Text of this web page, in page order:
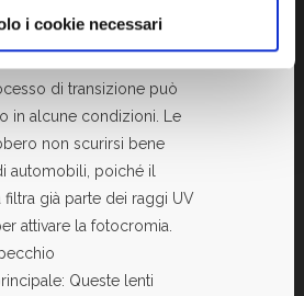
i cookie necessari
con sé più di un paio di
di transizione può
in alcune condizioni. Le
non scurirsi bene
automobili, poiché il
filtra già parte dei raggi UV
attivare la fotocromia.
Queste lenti